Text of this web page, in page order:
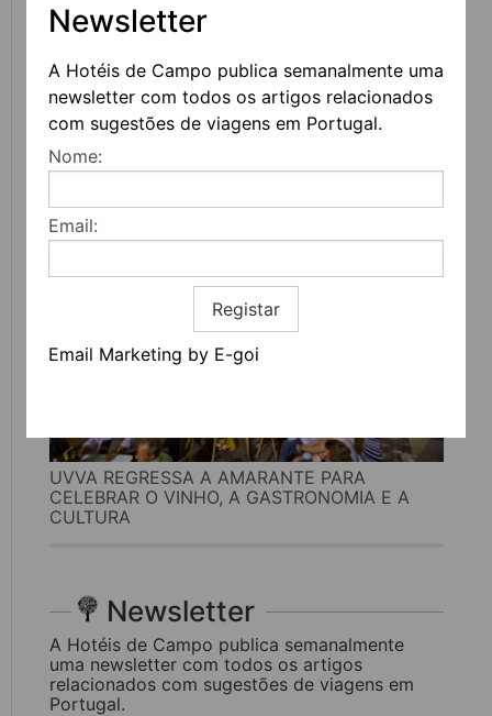
Newsletter
A Hotéis de Campo publica semanalmente uma
newsletter com todos os artigos relacionados
com sugestões de viagens em Portugal.
Nome:
Email:
Registar
Email Marketing by E-goi
FEIRA DO LIVRO DO PORTO REGRESSA COM
MAIS DE 200 ATIVIDADES DEDICADAS À
LITERATURA, MÚSICA E PENSAMENTO
UVVA REGRESSA A AMARANTE PARA
CELEBRAR O VINHO, A GASTRONOMIA E A
CULTURA
Newsletter
A Hotéis de Campo publica semanalmente
uma newsletter com todos os artigos
relacionados com sugestões de viagens em
Portugal.